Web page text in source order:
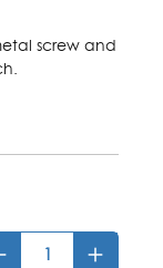
screw and